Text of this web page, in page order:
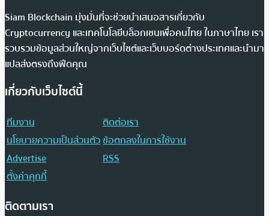
Siam Blockchain มุ่งมั่นที่จะช่วยนำเสนอสารเกี่ยวกับ
Cryptocurrency และเทคโนโลยีบล็อกเชนเพื่อคนไทย ในภาษาไทย เรา
รวบรวมข้อมูลส่วนใหญ่จากเว็บไซต์และเว็บบอร์ดต่างประเทศและนำมา
แปลส่งตรงถึงฟีดคุณ
เกี่ยวกับเว็บไซต์นี้
ทีมงาน
ติดต่อเรา
นโยบายความเป็นส่วนตัวข้อตกลงในการใช้งาน
Advertise
RSS
ตั้งค่าคุกกี้
ติดตามเรา